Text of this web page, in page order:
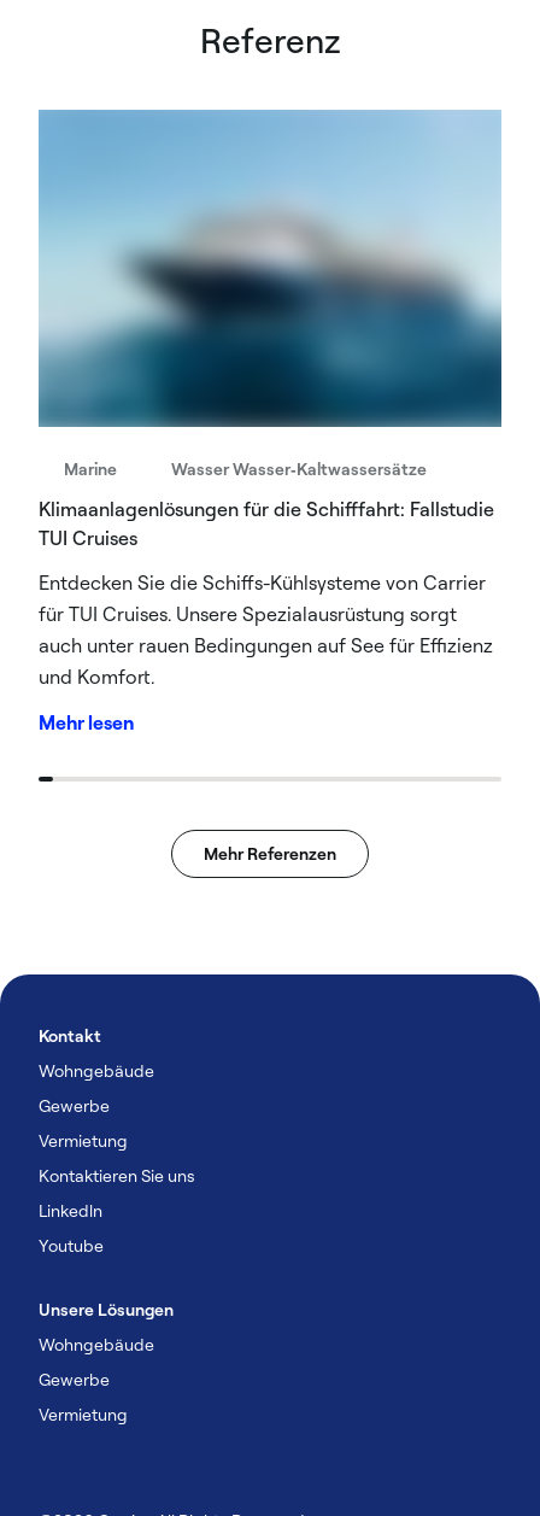
Referenz
Marine Wasser Wasser‑Kaltwassersätze
Klimaanlagenlösungen für die Schifffahrt: Fallstudie
TUI Cruises
Entdecken Sie die Schiffs-Kühlsysteme von Carrier
für TUI Cruises. Unsere Spezialausrüstung sorgt
auch unter rauen Bedingungen auf See für Effizienz
und Komfort.
Mehr lesen
Mehr Referenzen
Kontakt
Wohngebäude
Gewerbe
Vermietung
Kontaktieren Sie uns
Linkedln
Youtube
Unsere Lösungen
Wohngebäude
Gewerbe
Vermietung